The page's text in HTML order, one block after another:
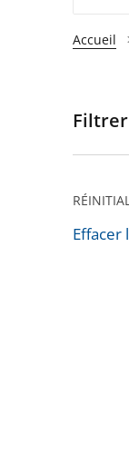
Accueil
Passer
pour
après
Filtrer
Effacer